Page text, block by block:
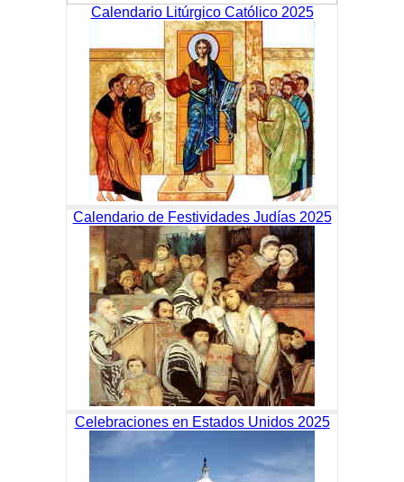
Calendario Litúrgico Católico 2025
Calendario de Festividades Judías 2025
Celebraciones en Estados Unidos 2025